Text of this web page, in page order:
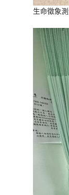
生命徵象